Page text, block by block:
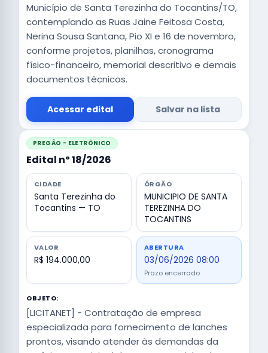
Município de Santa Terezinha do Tocantins/TO,
contemplando as Ruas Jaine Feitosa Costa,
Nerina Sousa Santana, Pio XI e 16 de novembro,
conforme projetos, planilhas, cronograma
físico-financeiro, memorial descritivo e demais
documentos técnicos.
Acessar edital Salvar na lista
PREGÃO - ELETRÔNICO
Edital nº 18/2026
CIDADE
Santa Terezinha do
Tocantins — TO
ÓRGÃO
MUNICIPIO DE SANTA
TEREZINHA DO
TOCANTINS
VALOR
R$ 194.000,00
ABERTURA
03/06/2026 08:00
Prazo encerrado
OBJETO:
[LICITANET] - Contratação de empresa
especializada para fornecimento de lanches
prontos, visando atender às demandas da